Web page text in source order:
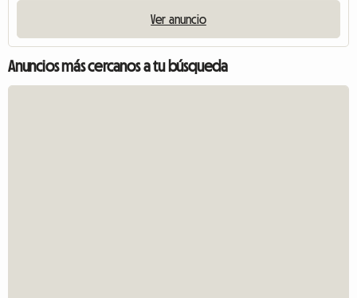
Ver anuncio
Anuncios más cercanos a tu búsqueda